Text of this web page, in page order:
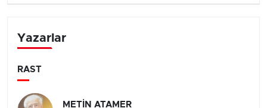
Yazarlar
RAST
METİN ATAMER